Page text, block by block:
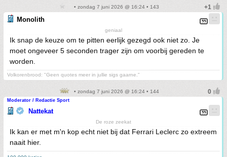
• zondag 7 juni 2026 @ 16:24 • 143
Monolith
geniaal
Ik snap de keuze om te pitten eerlijk gezegd ook niet zo. Je
moet ongeveer 5 seconden trager zijn om voorbij gereden te
worden.
Volkorenbrood: "Geen quotes meer in jullie sigs gaarne."
• zondag 7 juni 2026 @ 16:24 • 144
Moderator / Redactie Sport
Nattekat
De roze zeekat
Ik kan er met m'n kop echt niet bij dat Ferrari Leclerc zo extreem
naait hier.